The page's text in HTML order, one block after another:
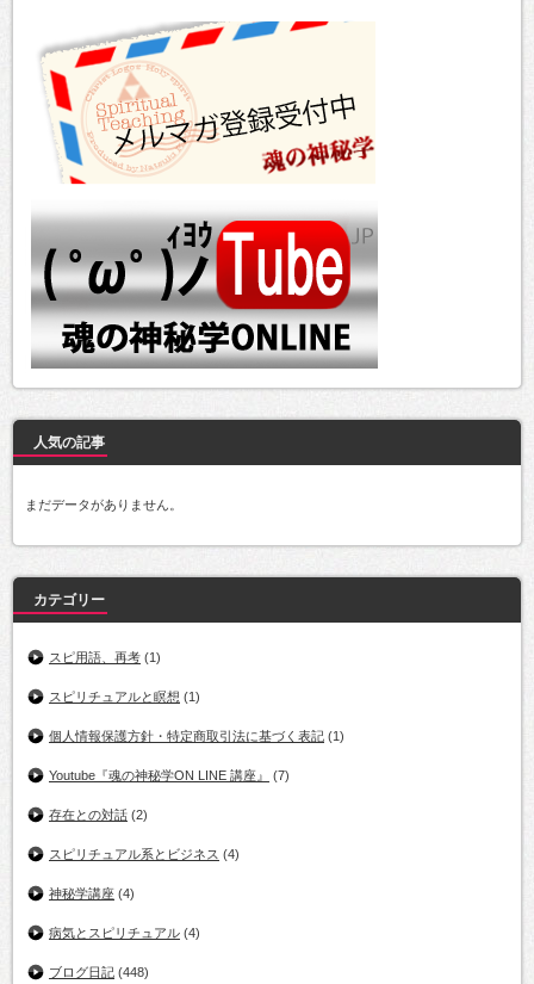
人気の記事
まだデータがありません。
カテゴリー
スピ用語、再考 (1)
スピリチュアルと瞑想 (1)
個人情報保護方針・特定商取引法に基づく表記 (1)
Youtube『魂の神秘学ON LINE 講座』 (7)
存在との対話 (2)
スピリチュアル系とビジネス (4)
神秘学講座 (4)
病気とスピリチュアル (4)
ブログ日記 (448)